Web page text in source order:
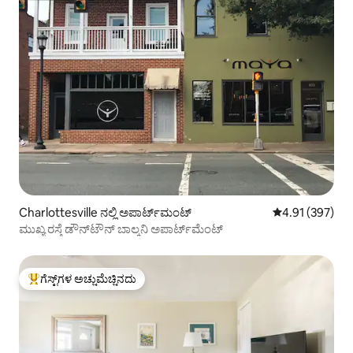
Charlottesville ನಲ್ಲಿ ಅಪಾರ್ಟ್‌ಮಂಟ್ 5 ರಲ್ಲಿ 4.91
4.91 (397)
ಮುಖ್ಯ ರಸ್ತೆ ಡೌನ್‌ಟೌನ್ ಬಾಲ್ಕನಿ ಅಪಾರ್ಟ್‌ಮೆಂಟ್
ಗೆಸ್ಟ್‌ಗಳಿಗೆ ಅತಿ ಹೆಚ್ಚು ಅಚ್ಚುಮೆಚ್ಚಿನದು
ಗೆಸ್ಟ್‌ಗಳ ಅಚ್ಚುಮೆಚ್ಚಿನದು